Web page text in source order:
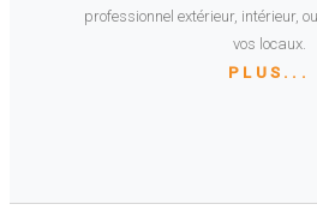
professionnel extérieur, intérieur,
vos locaux.
PLUS...